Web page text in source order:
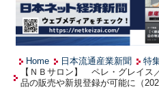
Home 日本流通産業新聞
特
【ＮＢサロン】 ペレ・グレイス
品の販売や新規登録が可能に（